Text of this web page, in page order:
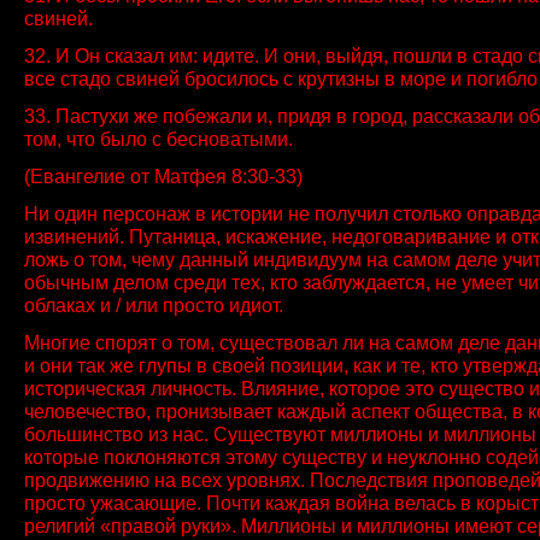
свиней.
32. И Он сказал им: идите. И они, выйдя, пошли в стадо
все стадо свиней бросилось с крутизны в море и
33. Пастухи же побежали и, придя в город, рассказали
том, что было с бесноватыми.
(Евангелие от Матфея 8:30-33)
Ни один персонаж в истории не получил столько
извинений. Путаница, искажение, недоговаривание и
ложь о том, чему данный индивидуум на самом деле
обычным делом среди тех, кто заблуждается, не умеет
облаках и / или просто идиот.
Многие спорят о том, существовал ли на самом деле
и они так же глупы в своей позиции, как и те, кто
историческая личность. Влияние, которое это существо
человечество, пронизывает каждый аспект общества, в
большинство из нас. Существуют миллионы и
которые поклоняются этому существу и неуклонно
продвижению на всех уровнях. Последствия
просто ужасающие. Почти каждая война велась в
религий «правой руки». Миллионы и миллионы имеют